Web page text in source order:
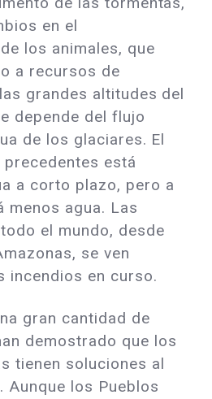
en el
los animales, que
a recursos de
grandes altitudes del
depende del flujo
de los glaciares. El
está
a corto plazo, pero a
menos agua. Las
el mundo, desde
se ven
incendios en curso.
gran cantidad de
demostrado que los
tienen soluciones al
Aunque los Pueblos